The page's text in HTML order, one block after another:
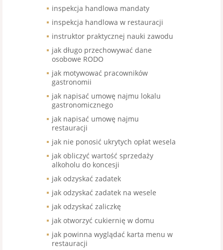
inspekcja handlowa mandaty
inspekcja handlowa w restauracji
instruktor praktycznej nauki zawodu
jak długo przechowywać dane
osobowe RODO
jak motywować pracowników
gastronomii
jak napisać umowę najmu lokalu
gastronomicznego
jak napisać umowę najmu
restauracji
jak nie ponosić ukrytych opłat wesela
jak obliczyć wartość sprzedaży
alkoholu do koncesji
jak odzyskać zadatek
jak odzyskać zadatek na wesele
jak odzyskać zaliczkę
jak otworzyć cukiernię w domu
jak powinna wyglądać karta menu w
restauracji